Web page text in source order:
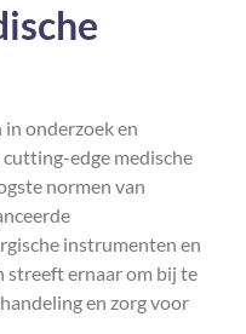
onderzoek en
edge medische
normen van
instrumenten en
streeft ernaar om bij te
en zorg voor